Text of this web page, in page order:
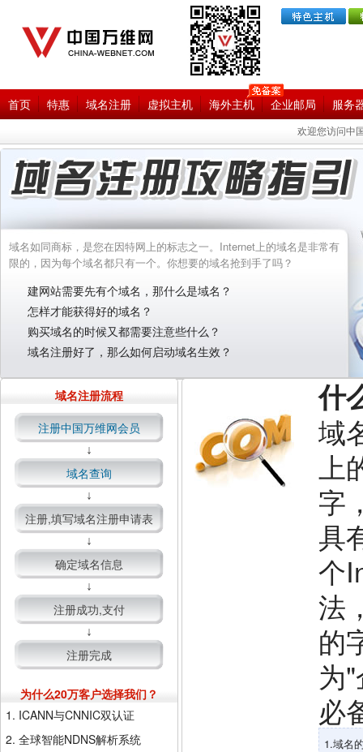
首页
欢迎您访问中
特惠 域名注册 虚拟主机 海外主机 企业邮局 服务
域名如同商标，是您在因特网上的标志之一。Internet上的域名是非常有
限的，因为每个域名都只有一个。你想要的域名抢到手了吗？
建网站需要先有个域名，那什么是域名？
怎样才能获得好的域名？
购买域名的时候又都需要注意些什么？
域名注册好了，那么如何启动域名生效？
域名注册流程
注册中国万维网会员
↓
域名查询
↓
注册,填写域名注册申请表
↓
确定域名信息
↓
注册成功,支付
↓
注册完成
为什么20万客户选择我们？
1. ICANN与CNNIC双认证
2. 全球智能NDNS解析系统
什
域
上
字
具
个
法
的
为
必
1.域名